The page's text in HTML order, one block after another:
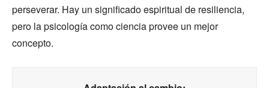
perseverar. Hay un significado espiritual de resiliencia,
pero la psicología como ciencia provee un mejor
concepto.